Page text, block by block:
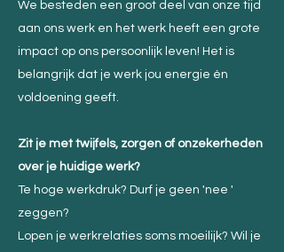
We besteden een groot deel van onze tijd
aan ons werk en het werk heeft een grote
impact op ons persoonlijk leven! Het is
belangrijk dat je werk jou energie én
voldoening geeft.
Zit je met twijfels, zorgen of onzekerheden
over je huidige werk?
Te hoge werkdruk? Durf je geen 'nee '
zeggen?
Lopen je werkrelaties soms moeilijk? Wil je